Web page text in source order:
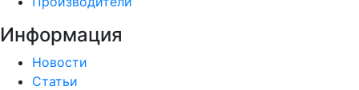
Информация
Новости
Статьи